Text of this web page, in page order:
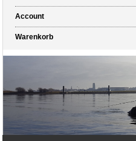
Account
Warenkorb